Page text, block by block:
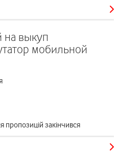
выкуп
мобильной
пропозицій закінчився